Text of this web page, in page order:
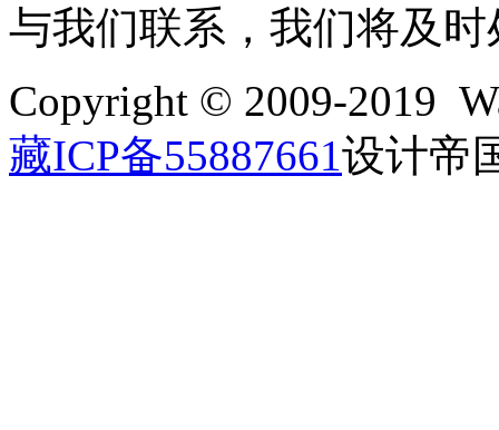
与我们联系，我们将及时
Copyright © 2009-2019
藏ICP备55887661设计帝